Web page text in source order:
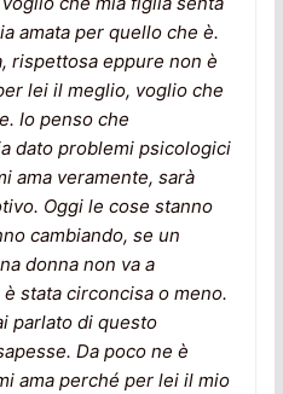
amata per quello che è.
rispettosa eppure non è
lei il meglio, voglio che
Io penso che
dato problemi psicologici
ama veramente, sarà
Oggi le cose stanno
cambiando, se un
donna non va a
stata circoncisa o meno.
parlato di questo
Da poco ne è
ama perché per lei il mio